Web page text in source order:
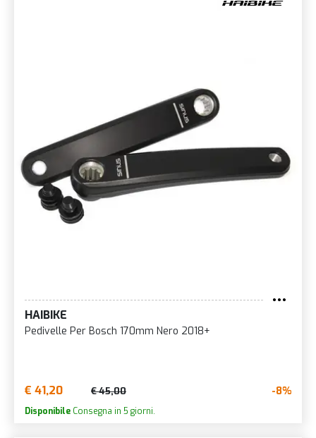
HAIBIKE
Pedivelle Per Bosch 170mm Nero 2018+
€ 41,20 € 45,00 -8%
Disponibile Consegna in 5 giorni.